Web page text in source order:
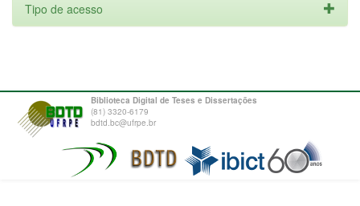
Tipo de acesso
Biblioteca Digital de Teses e Dissertações
(81) 3320-6179
bdtd.bc@ufrpe.br